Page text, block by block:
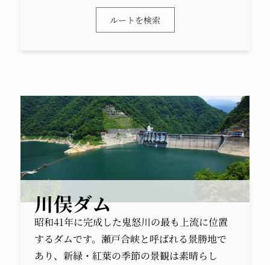
ルートを検索
川俣ダム
昭和41年に完成した鬼怒川の最も上流に位置
するダムです。瀬戸合峡と呼ばれる景勝地で
あり、新緑・紅葉の季節の景観は素晴らし